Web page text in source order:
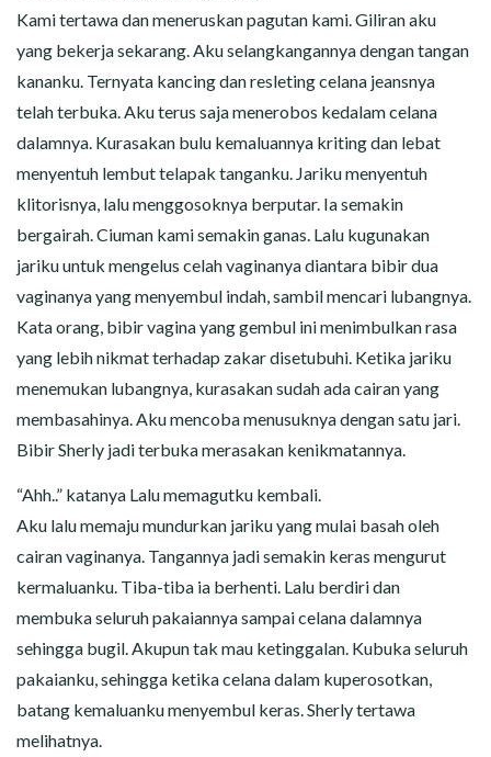
Kami tertawa dan meneruskan pagutan kami. Giliran aku
yang bekerja sekarang. Aku selangkangannya dengan tangan
kananku. Ternyata kancing dan resleting celana jeansnya
telah terbuka. Aku terus saja menerobos kedalam celana
dalamnya. Kurasakan bulu kemaluannya kriting dan lebat
menyentuh lembut telapak tanganku. Jariku menyentuh
klitorisnya, lalu menggosoknya berputar. Ia semakin
bergairah. Ciuman kami semakin ganas. Lalu kugunakan
jariku untuk mengelus celah vaginanya diantara bibir dua
vaginanya yang menyembul indah, sambil mencari lubangnya.
Kata orang, bibir vagina yang gembul ini menimbulkan rasa
yang lebih nikmat terhadap zakar disetubuhi. Ketika jariku
menemukan lubangnya, kurasakan sudah ada cairan yang
membasahinya. Aku mencoba menusuknya dengan satu jari.
Bibir Sherly jadi terbuka merasakan kenikmatannya.
“Ahh..” katanya Lalu memagutku kembali.
Aku lalu memaju mundurkan jariku yang mulai basah oleh
cairan vaginanya. Tangannya jadi semakin keras mengurut
kermaluanku. Tiba-tiba ia berhenti. Lalu berdiri dan
membuka seluruh pakaiannya sampai celana dalamnya
sehingga bugil. Akupun tak mau ketinggalan. Kubuka seluruh
pakaianku, sehingga ketika celana dalam kuperosotkan,
batang kemaluanku menyembul keras. Sherly tertawa
melihatnya.